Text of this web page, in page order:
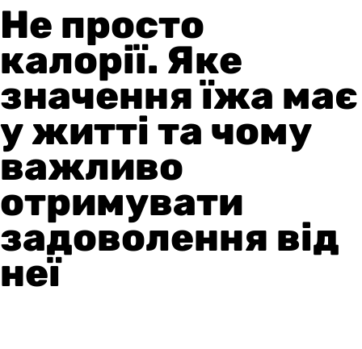
Не просто
калорії. Яке
значення їжа має
у житті та чому
важливо
отримувати
задоволення від
неї